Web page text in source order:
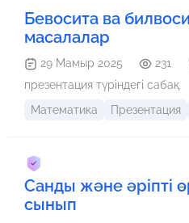
Бевосита ва
масалалар
29 Мамыр 2025 231
презентация түріндегі сабақ
Математика
Презентация
Санды және әріпті
сынып